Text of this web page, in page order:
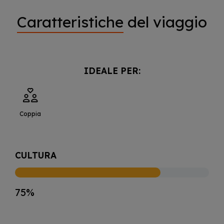
Caratteristiche del viaggio
IDEALE PER:
Coppia
CULTURA
75%